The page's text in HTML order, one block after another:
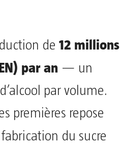
de 12 millions
par an — un
par volume.
premières repose
du sucre